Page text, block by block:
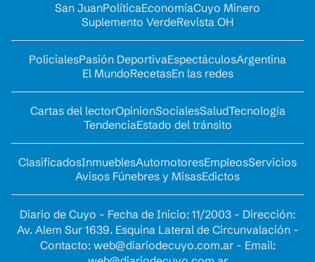
San JuanPolíticaEconomíaCuyo Minero
Suplemento VerdeRevista OH
PolicialesPasión DeportivaEspectáculosArgentina
El MundoRecetasEn las redes
Cartas del lectorOpinionSocialesSaludTecnología
TendenciaEstado del tránsito
ClasificadosInmueblesAutomotoresEmpleosServicios
Avisos Fúnebres y MisasEdictos
Diario de Cuyo - Fecha de Inicio: 11/2003 - Dirección:
Av. Alem Sur 1639. Esquina Lateral de Circunvalación -
Contacto: web@diariodecuyo.com.ar- Email: